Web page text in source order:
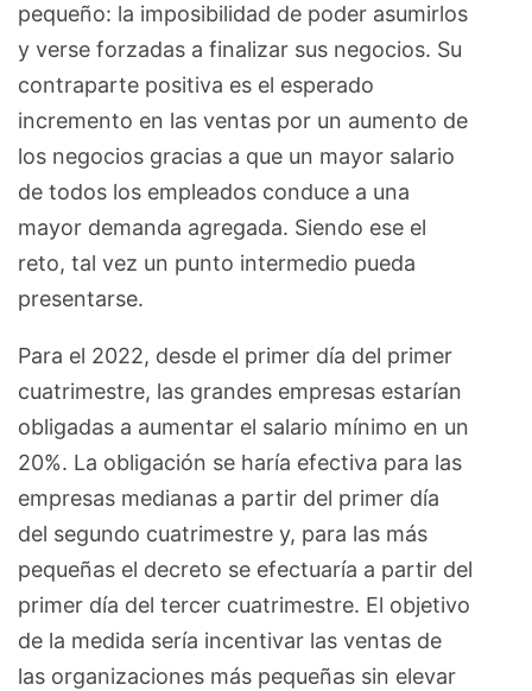
pequeño: la imposibilidad de poder asumirlos
y verse forzadas a finalizar sus negocios. Su
contraparte positiva es el esperado
incremento en las ventas por un aumento de
los negocios gracias a que un mayor salario
de todos los empleados conduce a una
mayor demanda agregada. Siendo ese el
reto, tal vez un punto intermedio pueda
presentarse.
Para el 2022, desde el primer día del primer
cuatrimestre, las grandes empresas estarían
obligadas a aumentar el salario mínimo en un
20%. La obligación se haría efectiva para las
empresas medianas a partir del primer día
del segundo cuatrimestre y, para las más
pequeñas el decreto se efectuaría a partir del
primer día del tercer cuatrimestre. El objetivo
de la medida sería incentivar las ventas de
las organizaciones más pequeñas sin elevar